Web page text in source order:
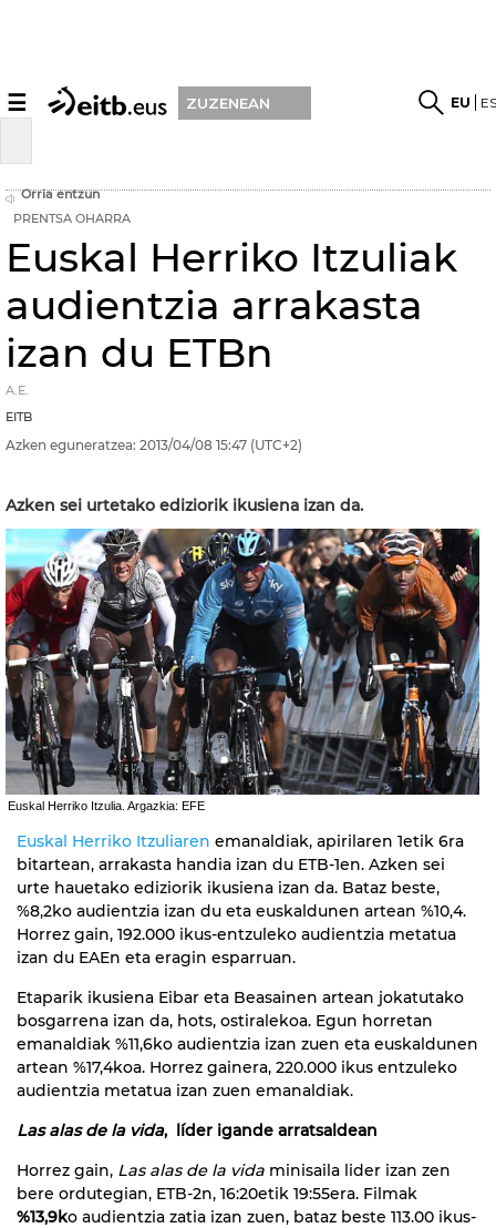
☰ ZUZENEAN EU
Orria entzun
PRENTSA OHARRA
Euskal Herriko Itzuliak
audientzia arrakasta
izan du ETBn
A.E.
EITB
Azken eguneratzea: 2013/04/08 15:47 (UTC+2)
Azken sei urtetako ediziorik ikusiena izan da.
Euskal Herriko Itzulia. Argazkia: EFE
Euskal Herriko Itzuliaren emanaldiak, apirilaren 1etik 6ra
bitartean, arrakasta handia izan du ETB-1en. Azken sei
urte hauetako ediziorik ikusiena izan da. Bataz beste,
%8,2ko audientzia izan du eta euskaldunen artean %10,4.
Horrez gain, 192.000 ikus-entzuleko audientzia metatua
izan du EAEn eta eragin esparruan.
Etaparik ikusiena Eibar eta Beasainen artean jokatutako
bosgarrena izan da, hots, ostiralekoa. Egun horretan
emanaldiak %11,6ko audientzia izan zuen eta euskaldunen
artean %17,4koa. Horrez gainera, 220.000 ikus entzuleko
audientzia metatua izan zuen emanaldiak.
Las alas de la vida, líder igande arratsaldean
Horrez gain, Las alas de la vida minisaila lider izan zen
bere ordutegian, ETB-2n, 16:20etik 19:55era. Filmak
%13,9ko audientzia zatia izan zuen, bataz beste 113.00 ikus-